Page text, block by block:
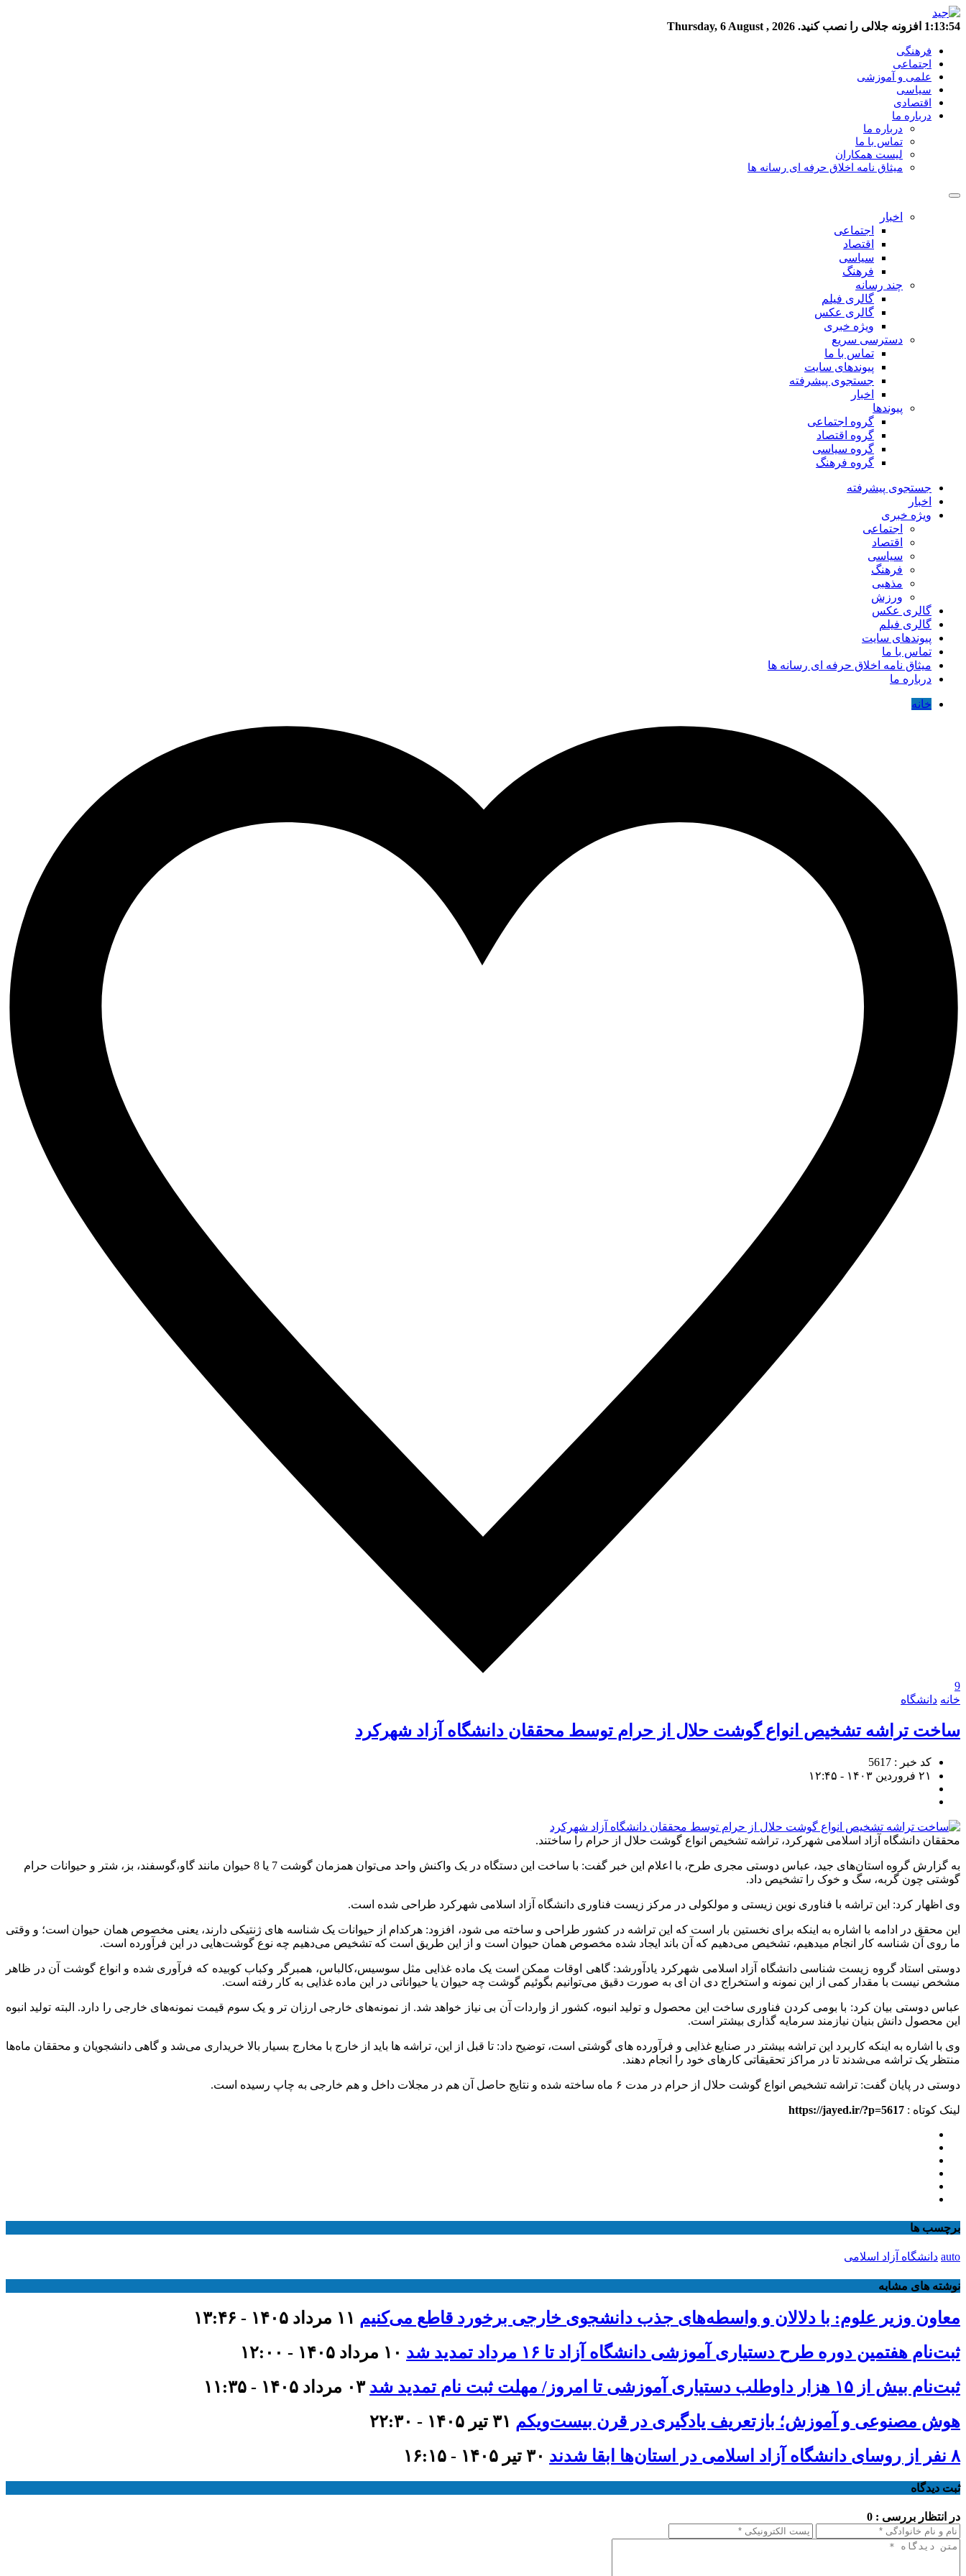
1:13:55 افزونه جلالی را نصب کنید. Thursday, 6 August , 2026
فرهنگی
اجتماعی
علمی و آموزشی
سیاسی
اقتصادی
درباره ما
درباره ما
تماس با ما
لیست همکاران
میثاق نامه اخلاق حرفه ای رسانه ها
اخبار
اجتماعی
اقتصاد
سیاسی
فرهنگ
چند رسانه
گالری فیلم
گالری عکس
ویژه خبری
دسترسی سریع
تماس با ما
پیوندهای سایت
جستجوی پیشرفته
اخبار
پیوندها
گروه اجتماعی
گروه اقتصاد
گروه سیاسی
گروه فرهنگ
جستجوی پیشرفته
اخبار
ویژه خبری
اجتماعی
اقتصاد
سیاسی
فرهنگ
مذهبی
ورزش
گالری عکس
گالری فیلم
پیوندهای سایت
تماس با ما
میثاق نامه اخلاق حرفه ای رسانه ها
درباره ما
خانه
9
خانه دانشگاه
ساخت تراشه تشخیص انواع گوشت حلال از حرام توسط محققان دانشگاه آزاد شهرکرد
کد خبر : 5617
۲۱ فروردین ۱۴۰۳ - ۱۲:۴۵
محققان دانشگاه آزاد اسلامی شهرکرد، تراشه تشخیص انواع گوشت حلال از حرام را ساختند.
به گزارش گروه استان‌های جید، عباس دوستی مجری طرح، با اعلام این خبر گفت: با ساخت این دستگاه
در یک واکنش واحد می‌توان همزمان گوشت 7 یا 8 حیوان مانند گاو،گوسفند، بز، شتر و حیوانات حرام
گوشتی چون گربه، سگ و خوک را تشخیص داد.
وی اظهار کرد: این تراشه با فناوری نوین زیستی و مولکولی در مرکز زیست فناوری دانشگاه آزاد اسلامی شهرکرد طراحی شده است.
این محقق در ادامه با اشاره به اینکه برای نخستین بار است که این تراشه در کشور طراحی و ساخته می شود، افزود: هرکدام از حیوانات یک شناسه های ژنتیکی دارند، یعنی مخصوص همان حیوان است؛ و وقتی
ما روی آن شناسه کار انجام میدهیم، تشخیص می‌دهیم که آن باند ایجاد شده مخصوص همان حیوان است و از این طریق است که تشخیص می‌دهیم چه نوع گوشت‌هایی در این فرآورده است.
دوستی استاد گروه زیست شناسی دانشگاه آزاد اسلامی شهرکرد یادآورشد: گاهی اوقات ممکن است یک ماده غذایی مثل سوسیس،کالباس، همبرگر وکباب کوبیده که فرآوری شده و انواع گوشت آن در ظاهر
مشخص نیست با مقدار کمی از این نمونه و استخراج دی ان ای به صورت دقیق می‌توانیم بگوئیم گوشت چه حیوان یا حیواناتی در این ماده غذایی به کار رفته است.
عباس دوستی بیان کرد: با بومی کردن فناوری ساخت این محصول و تولید انبوه، کشور از واردات آن بی نیاز خواهد شد. از نمونه‌های خارجی ارزان تر و یک سوم قیمت نمونه‌های خارجی را دارد. البته تولید انبوه
این محصول دانش بنیان نیازمند سرمایه گذاری بیشتر است.
وی با اشاره به اینکه کاربرد این تراشه بیشتر در صنایع غذایی و فرآورده های گوشتی است، توضیح داد: تا قبل از این، تراشه ها باید از خارج با مخارج بسیار بالا خریداری می‌شد و گاهی دانشجویان و محققان ماه‌ها
منتظر یک تراشه می‌شدند تا در مراکز تحقیقاتی کارهای خود را انجام دهند.
دوستی در پایان گفت: تراشه تشخیص انواع گوشت حلال از حرام در مدت ۶ ماه ساخته شده و نتایج حاصل آن هم در مجلات داخل و هم خارجی به چاپ رسیده است.
لینک کوتاه : https://jayed.ir/?p=5617
برچسب ها
auto دانشگاه آزاد اسلامی
نوشته های مشابه
معاون وزیر علوم: با دلالان و واسطه‌های جذب دانشجوی خارجی برخورد قاطع می‌کنیم ۱۱ مرداد ۱۴۰۵ - ۱۳:۴۶
ثبت‌نام هفتمین دوره طرح دستیاری آموزشی دانشگاه آزاد تا ۱۶ مرداد تمدید شد
۱۰ مرداد ۱۴۰۵ - ۱۲:۰۰
ثبت‌نام بیش از ۱۵ هزار داوطلب دستیاری آموزشی تا امروز/ مهلت ثبت نام تمدید شد
۰۳ مرداد ۱۴۰۵ - ۱۱:۳۵
هوش مصنوعی و آموزش؛ بازتعریف یادگیری در قرن بیست‌ویکم ۳۱ تیر ۱۴۰۵ - ۲۲:۳۰
۸ نفر از روسای دانشگاه آزاد اسلامی در استان‌ها ابقا شدند
۳۰ تیر ۱۴۰۵ - ۱۶:۱۵
ثبت دیدگاه
در انتظار بررسی : 0